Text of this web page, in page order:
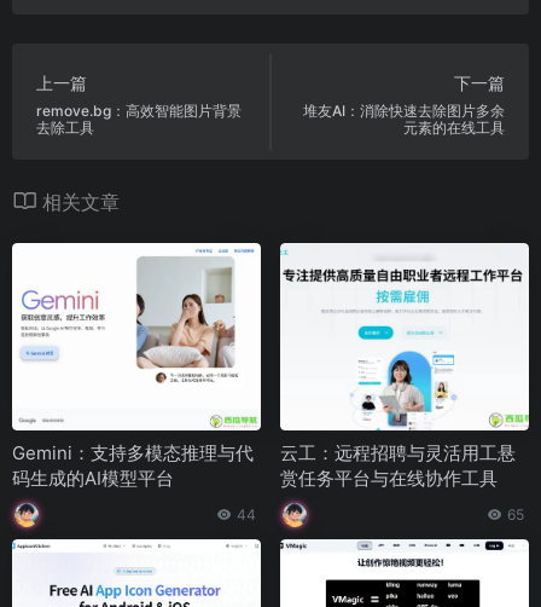
上一篇
remove.bg：高效智能图片背景
去除工具
下一篇
堆友AI：消除快速去除图片多余
元素的在线工具
相关文章
Gemini：支持多模态推理与代
码生成的AI模型平台
44
云工：远程招聘与灵活用工悬
赏任务平台与在线协作工具
65